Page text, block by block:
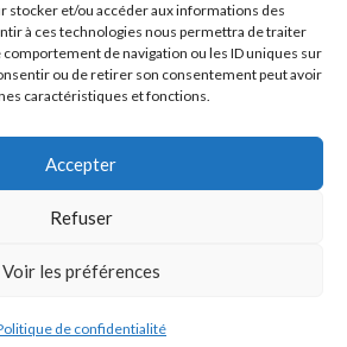
stocker et/ou accéder aux informations des
à ces technologies nous permettra de traiter
de navigation ou les ID uniques sur
ou de retirer son consentement peut avoir
caractéristiques et fonctions.
Accepter
Refuser
Voir les préférences
de confidentialité
DASSAULT
SERVIPLAN